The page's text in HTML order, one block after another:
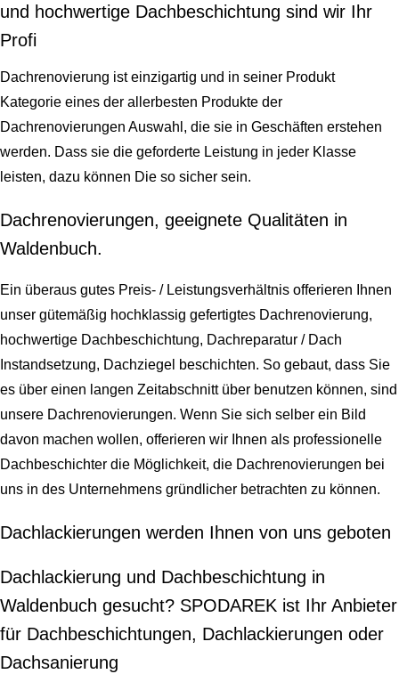
und hochwertige Dachbeschichtung sind wir Ihr
Profi
Dachrenovierung ist einzigartig und in seiner Produkt
Kategorie eines der allerbesten Produkte der
Dachrenovierungen Auswahl, die sie in Geschäften erstehen
werden. Dass sie die geforderte Leistung in jeder Klasse
leisten, dazu können Die so sicher sein.
Dachrenovierungen, geeignete Qualitäten in
Waldenbuch.
Ein überaus gutes Preis- / Leistungsverhältnis offerieren Ihnen
unser gütemäßig hochklassig gefertigtes Dachrenovierung,
hochwertige Dachbeschichtung, Dachreparatur / Dach
Instandsetzung, Dachziegel beschichten. So gebaut, dass Sie
es über einen langen Zeitabschnitt über benutzen können, sind
unsere Dachrenovierungen. Wenn Sie sich selber ein Bild
davon machen wollen, offerieren wir Ihnen als professionelle
Dachbeschichter die Möglichkeit, die Dachrenovierungen bei
uns in des Unternehmens gründlicher betrachten zu können.
Dachlackierungen werden Ihnen von uns geboten
Dachlackierung und Dachbeschichtung in
Waldenbuch gesucht? SPODAREK ist Ihr Anbieter
für Dachbeschichtungen, Dachlackierungen oder
Dachsanierung